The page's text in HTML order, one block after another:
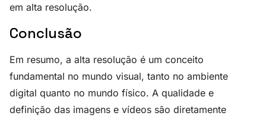
em alta resolução.
Conclusão
Em resumo, a alta resolução é um conceito
fundamental no mundo visual, tanto no ambiente
digital quanto no mundo físico. A qualidade e
definição das imagens e vídeos são diretamente